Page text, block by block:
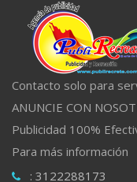
Contacto solo para
ANUNCIE CON
Publicidad 100%
Para más información
: 3122288173